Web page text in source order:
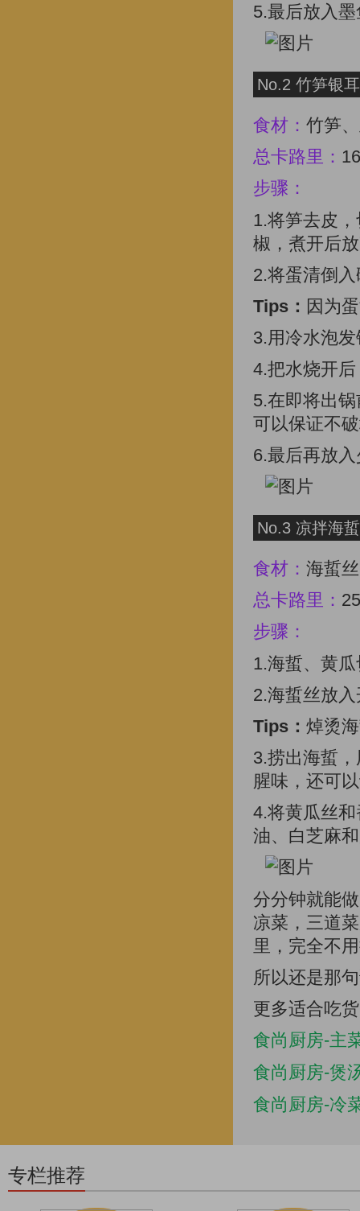
5.最后放入
No.2 竹笋银
食材： 竹笋
总卡路里：
步骤：
1.将笋去皮
椒，煮开后
2.将蛋清倒
Tips： 因为
3.用冷水泡
4.把水烧开
5.在即将出
可以保证不
6.最后再放
No.3 凉拌海
食材： 海蜇
总卡路里：
步骤：
1.海蜇、黄
2.海蜇丝放
Tips： 焯烫
3.捞出海蜇
腥味，还可
4.将黄瓜丝
油、白芝麻
分分钟就能
凉菜，三道
里，完全不
所以还是那
更多适合吃
食尚厨房-主
食尚厨房-煲
食尚厨房-冷
专栏推荐